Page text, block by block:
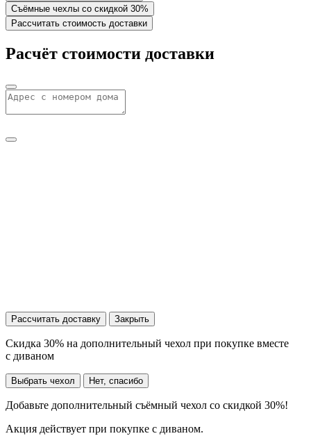
Съёмные чехлы со скидкой 30%
Рассчитать стоимость доставки
Расчёт стоимости доставки
Рассчитать доставку Закрыть
Скидка 30% на дополнительный чехол при покупке вместе
с диваном
Выбрать чехол Нет, спасибо
Добавьте дополнительный съёмный чехол со скидкой 30%!
Акция действует при покупке с диваном.